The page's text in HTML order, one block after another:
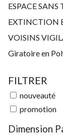
ESPACE SANS
EXTINCTION
VOISINS
Giratoire en
FILTRER
nouveauté
promotion
Dimension